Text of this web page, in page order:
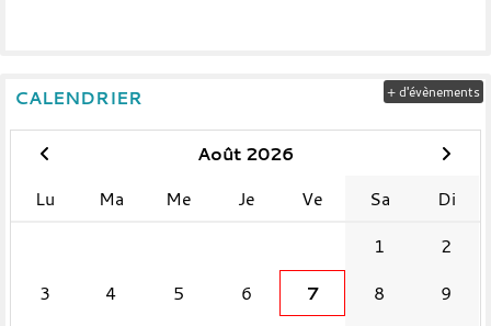
CALENDRIER
Août 2026
Lu
Ma Me Je Ve Sa
Di
1
2
3
4 5 6 7 8
9
+ d'évènements